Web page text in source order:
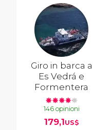
Giro in barca a
Es Vedrá e
Formentera
146 opinioni
179,1US$